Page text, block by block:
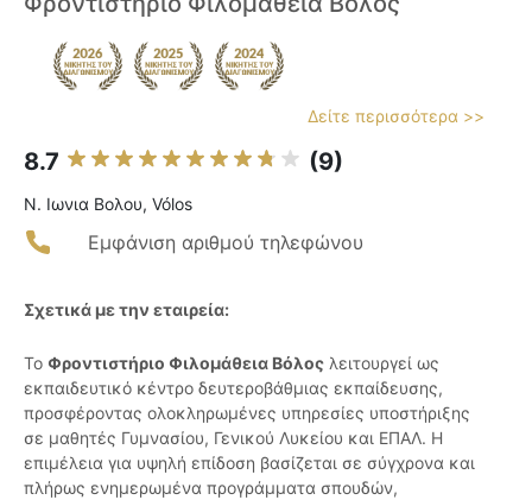
Δείτε περισσότερα >>
8.7 (9)
Ν. Ιωνια Βολου, Vólos
Εμφάνιση αριθμού τηλεφώνου
Σχετικά με την εταιρεία:
Το Φροντιστήριο Φιλομάθεια Βόλος λειτουργεί ως
εκπαιδευτικό κέντρο δευτεροβάθμιας εκπαίδευσης,
προσφέροντας ολοκληρωμένες υπηρεσίες υποστήριξης
σε μαθητές Γυμνασίου, Γενικού Λυκείου και ΕΠΑΛ. Η
επιμέλεια για υψηλή επίδοση βασίζεται σε σύγχρονα και
πλήρως ενημερωμένα προγράμματα σπουδών,